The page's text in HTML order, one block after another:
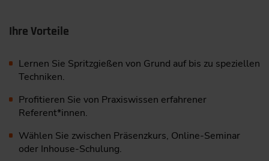
Ihre Vorteile
Lernen Sie Spritzgießen von Grund auf bis zu speziellen
Techniken.
Profitieren Sie von Praxiswissen erfahrener
Referent*innen.
Wählen Sie zwischen Präsenzkurs, Online-Seminar
oder Inhouse-Schulung.